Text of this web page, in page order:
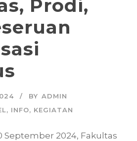
Prodi,
BY ADMIN
, INFO, KEGIATAN
September 2024, Fakultas